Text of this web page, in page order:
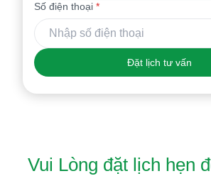
Số điện thoại *
Đặt lịch tư vấn
Vui Lòng đặt lịch hẹn